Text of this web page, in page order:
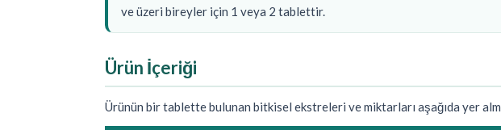
ve üzeri bireyler için 1 veya 2 tablettir.
Ürün İçeriği
Ürünün bir tablette bulunan bitkisel ekstreleri ve miktarları aşağıda yer